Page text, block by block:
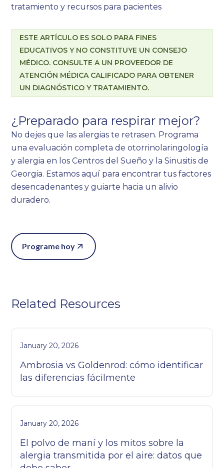
tratamiento y recursos para pacientes
ESTE ARTÍCULO ES SOLO PARA FINES
EDUCATIVOS Y NO CONSTITUYE UN CONSEJO
MÉDICO. CONSULTE A UN PROVEEDOR DE
ATENCIÓN MÉDICA CALIFICADO PARA OBTENER
UN DIAGNÓSTICO Y TRATAMIENTO.
¿Preparado para respirar mejor?
No dejes que las alergias te retrasen. Programa
una evaluación completa de otorrinolaringología
y alergia en los Centros del Sueño y la Sinusitis de
Georgia. Estamos aquí para encontrar tus factores
desencadenantes y guiarte hacia un alivio
duradero.
Programe hoy
Related Resources
January 20, 2026
Ambrosia vs Goldenrod: cómo identificar
las diferencias fácilmente
January 20, 2026
El polvo de maní y los mitos sobre la
alergia transmitida por el aire: datos que